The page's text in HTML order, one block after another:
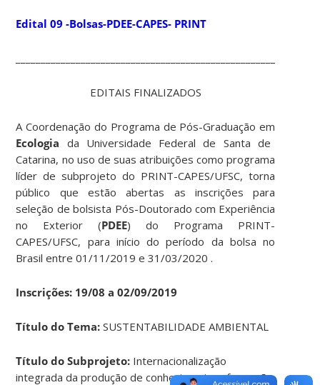
Edital 09 -Bolsas-PDEE-CAPES- PRINT
EDITAIS FINALIZADOS
A Coordenação do Programa de Pós-Graduação em
Ecologia da Universidade Federal de Santa de
Catarina, no uso de suas atribuições como programa
líder de subprojeto do PRINT-CAPES/UFSC, torna
público que estão abertas as inscrições para
seleção de bolsista Pós-Doutorado com Experiência
no Exterior (PDEE) do Programa PRINT-
CAPES/UFSC, para início do período da bolsa no
Brasil entre 01/11/2019 e 31/03/2020 .
Inscrições: 19/08 a 02/09/2019
Título do Tema: SUSTENTABILIDADE AMBIENTAL
Título do Subprojeto: Internacionalização
integrada da produção de conhecimento e formação